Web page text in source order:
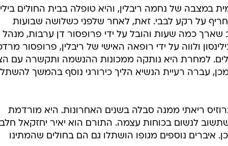
של נחמה ריבלין, והיא טופלה בבית החולים
על רקע לבבי. זאת, לאחר שלפני כשלושה שבועות
שארך כמה שעות והובל על ידי פרופסור דן ערבות, מנהל
ולווה על ידי רופאה האישי של ריבלין, פרופסור
למחרת היא נותקה ממכונות ההנשמה ותקשרה עם
עברה רעיית הנשיא הליך כירורגי נוסף בהמשך
ריאתי ממנה סבלה בשנים האחרונות. היא מורדמת
לנשום בכוחות עצמה. התורם הוא יאיר יחזקאל
כן. איברים נוספים מגופו הושתלו גם הם בחולים שהמתינו